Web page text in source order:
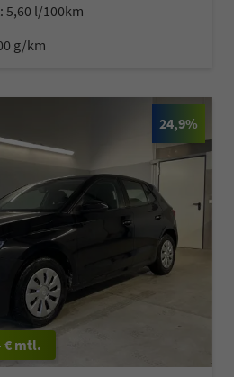
5,60 l/100km
g/km
24,9%
€ mtl.